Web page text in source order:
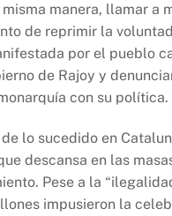
manera, llamar a
de reprimir la voluntad
por el pueblo
de Rajoy y
con su política.
lo sucedido en
descansa en las
Pese a la
impusieron la